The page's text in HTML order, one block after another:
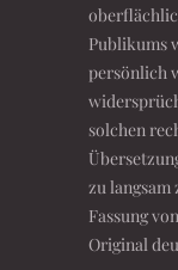
Publikums
persönlich
solchen
zu langsam
Fassung
Original